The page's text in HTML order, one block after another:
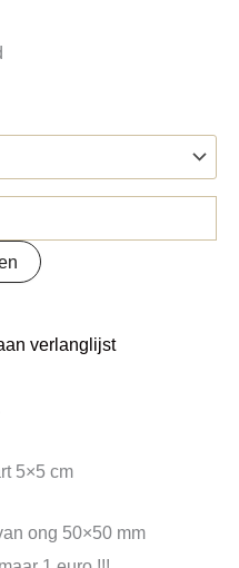
verlanglijst
5×5 cm
ong 50×50 mm